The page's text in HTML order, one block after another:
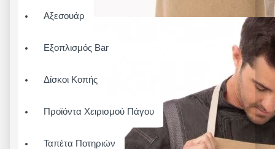
Αξεσουάρ
Εξοπλισμός Bar
Δίσκοι Κοπής
Προϊόντα Χειρισμού Πάγου
Ταπέτα Ποτηριών